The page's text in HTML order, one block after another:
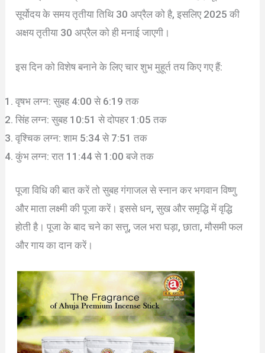
सूर्योदय के समय तृतीया तिथि 30 अप्रैल को है, इसलिए 2025 की
अक्षय तृतीया 30 अप्रैल को ही मनाई जाएगी।
इस दिन को विशेष बनाने के लिए चार शुभ मुहूर्त तय किए गए हैं:
वृषभ लग्न: सुबह 4:00 से 6:19 तक
सिंह लग्न: सुबह 10:51 से दोपहर 1:05 तक
वृश्चिक लग्न: शाम 5:34 से 7:51 तक
कुंभ लग्न: रात 11:44 से 1:00 बजे तक
पूजा विधि की बात करें तो सुबह गंगाजल से स्नान कर भगवान विष्णु
और माता लक्ष्मी की पूजा करें। इससे धन, सुख और समृद्धि में वृद्धि
होती है। पूजा के बाद चने का सत्तू, जल भरा घड़ा, छाता, मौसमी फल
और गाय का दान करें।